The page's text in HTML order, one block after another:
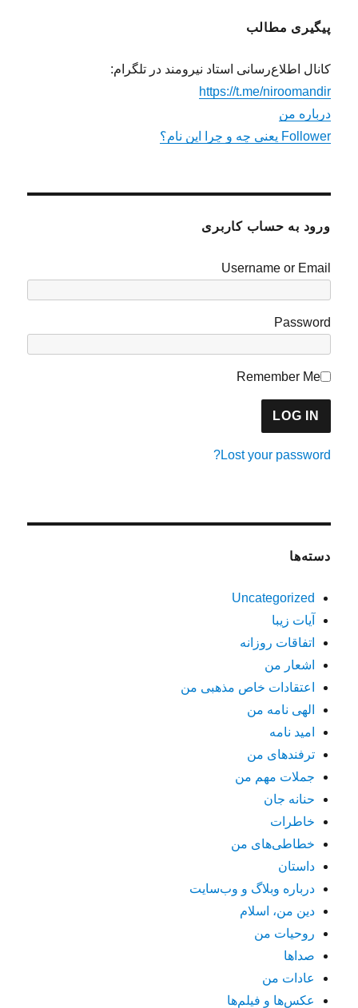
پیگیری مطالب
کانال اطلاع‌رسانی استاد نیرومند در تلگرام:
https://t.me/niroomandir
درباره من
Follower یعنی چه و چرا این نام؟
ورود به حساب کاربری
Username or Email
Password
Remember Me
Lost your password?
دسته‌ها
Uncategorized
آیات زیبا
اتفاقات روزانه
اشعار من
اعتقادات خاص مذهبی من
الهی نامه من
امید نامه
ترفندهای من
جملات مهم من
حنانه جان
خاطرات
خطاطی‌های من
داستان
درباره وبلاگ و وب‌سایت
دین من، اسلام
روحیات من
صداها
عادات من
عکس‌ها و فیلم‌ها